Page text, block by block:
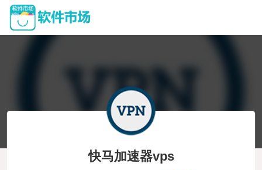
快马加速器vps